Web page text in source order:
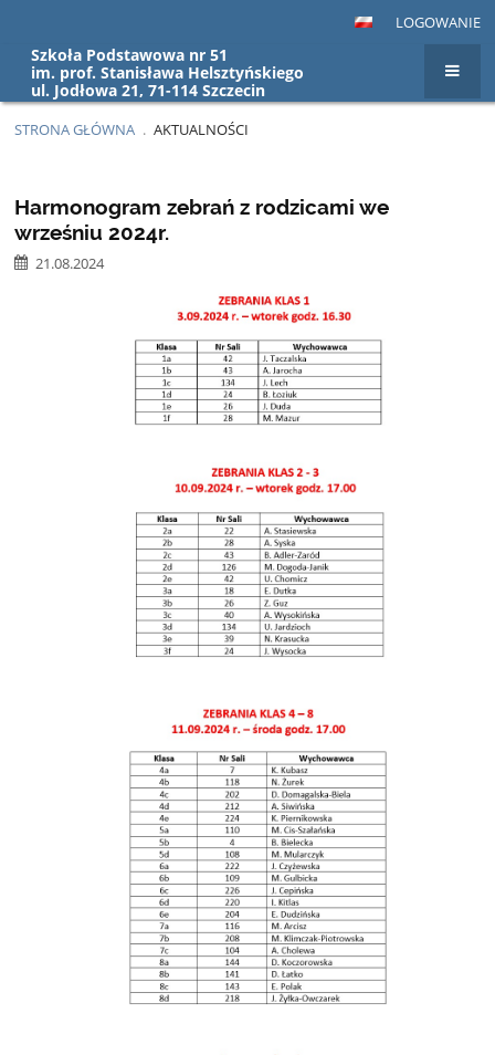
LOGOWANIE
Szkoła Podstawowa nr 51
im. prof. Stanisława Helsztyńskiego
ul. Jodłowa 21, 71-114 Szczecin
STRONA GŁÓWNA . AKTUALNOŚCI
Harmonogram zebrań z rodzicami we
wrześniu 2024r.
21.08.2024